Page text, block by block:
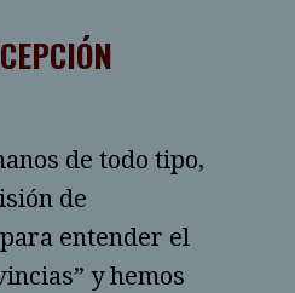
de todo tipo,
de
entender el
y hemos